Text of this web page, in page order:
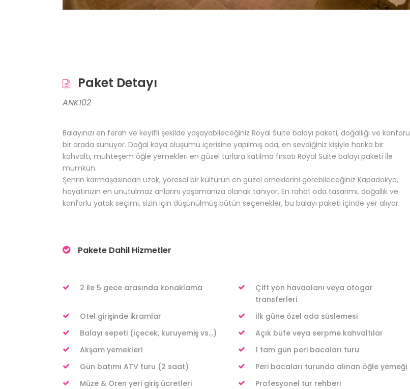
Paket Detayı
ANK102
Balayınızı en ferah ve keyifli şekilde yaşayabileceğiniz Royal Suite balayı paketi, doğallığı ve konforu
bir arada sunuyor. Doğal kaya oluşumu içerisine yapılmış oda, en sevdiğiniz kişiyle harika bir
kahvaltı, muhteşem öğle yemekleri en güzel turlara katılma fırsatı Royal Suite balayı paketi ile
mümkün.
Şehrin karmaşasından uzak, yöresel bir kültürün en güzel örneklerini görebileceğiniz Kapadokya,
hayatınızın en unutulmaz anlarını yaşamanıza olanak tanıyor. En rahat oda tasarımı, doğallık ve
konforlu yatak seçimi, sizin için düşünülmüş bütün seçenekler, bu balayı paketi içinde yer alıyor.
Pakete Dahil Hizmetler
2 ile 5 gece arasında konaklama
Çift yön havaalanı veya otogar
transferleri
Otel girişinde ikramlar
İlk güne özel oda süslemesi
Balayı sepeti (İçecek, kuruyemiş vs…)
Açık büfe veya serpme kahvaltılar
Akşam yemekleri
1 tam gün peri bacaları turu
Gün batımı ATV turu (2 saat)
Peri bacaları turunda alınan öğle yemeği
Müze & Ören yeri giriş ücretleri
Profesyonel tur rehberi